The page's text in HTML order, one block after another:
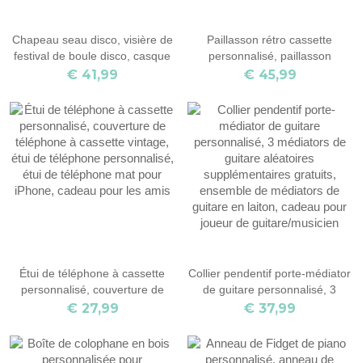
Chapeau seau disco, visière de
festival de boule disco, casque
disco en mosaïque miroir,
les festivals
€ 41,99
Paillasson rétro cassette
personnalisé, paillasson
personnalisé, tapis de
d'intérieur, cadeau pour
hommes/femmes/amateurs de
cassettes/amateurs de musique
€ 45,99
Étui de téléphone à cassette
personnalisé, couverture de
téléphone à cassette vintage,
étui de téléphone mat pour
iPhone, cadeau pour les amis
€ 27,99
Collier pendentif porte-médiator
de guitare personnalisé, 3
médiators de guitare aléatoires
ensemble de médiators de
guitare en laiton, cadeau pour
€ 37,99